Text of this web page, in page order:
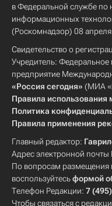
в Федеральной службе по
информационных
(Роскомнадзор) 08
Свидетельство о
Учредитель: Федеральное
предприятие
«Россия сегодня» (МИА
Правила использования
Политика
Правила применения
Главный редактор:
Адрес электронной почты
По вопросам размещения
воспользуйтесьформой
Телефон Редакции: 7
Чтобы связаться с